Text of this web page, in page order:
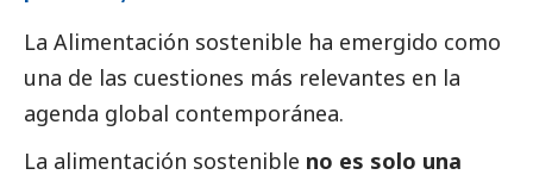
La Alimentación sostenible ha emergido como
una de las cuestiones más relevantes en la
agenda global contemporánea.
La alimentación sostenible no es solo una